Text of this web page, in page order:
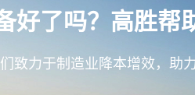
好了吗？高胜帮
致力于制造业降本增效，助